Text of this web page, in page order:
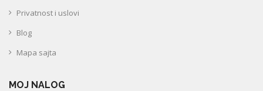
Privatnost i uslovi
Blog
Mapa sajta
MOJ NALOG